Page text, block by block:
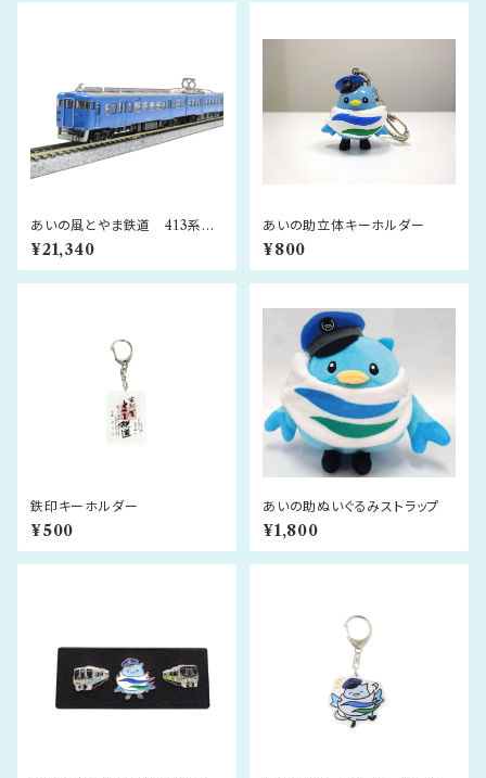
あいの風とやま鉄道 413系
北陸地域色 3両セット
¥21,340
あいの助立体キーホルダー
¥800
鉄印キーホルダー
¥500
あいの助ぬいぐるみストラップ
¥1,800